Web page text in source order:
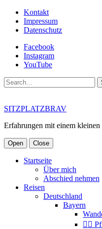
Kontakt
Impressum
Datenschutz
Facebook
Instagram
YouTube
Search
SITZPLATZBRAV
Erfahrungen mit einem
Open Close
Startseite
Über mich
Abschied nehmen
Reisen
Deutschland
Bayern
🚴‍♀️